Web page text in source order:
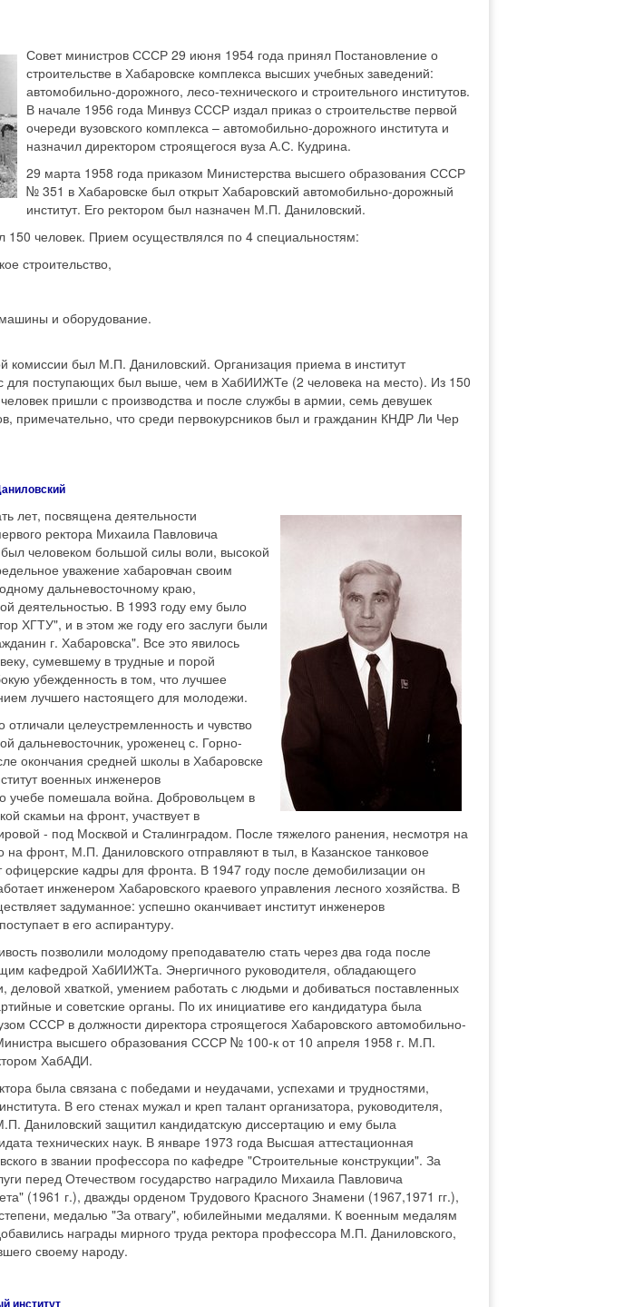
Совет министров СССР 29 июня 1954 года принял Постановление о
строительстве в Хабаровске комплекса высших учебных заведений:
автомобильно-дорожного, лесо-технического и строительного институтов.
В начале 1956 года Минвуз СССР издал приказ о строительстве первой
очереди вузовского комплекса – автомобильно-дорожного института и
назначил директором строящегося вуза А.С. Кудрина.
29 марта 1958 года приказом Министерства высшего образования СССР
№ 351 в Хабаровске был открыт Хабаровский автомобильно-дорожный
институт. Его ректором был назначен М.П. Даниловский.
150 человек. Прием осуществлялся по 4 специальностям:
строительство,
и оборудование.
был М.П. Даниловский. Организация приема в институт
для поступающих был выше, чем в ХабИИЖТе (2 человека на место). Из 150
пришли с производства и после службы в армии, семь девушек
примечательно, что среди первокурсников был и гражданин КНДР Ли Чер
лет, посвящена деятельности
ректора Михаила Павловича
человеком большой силы воли, высокой
уважение хабаровчан своим
дальневосточному краю,
деятельностью. В 1993 году ему было
ХГТУ", и в этом же году его заслуги были
г. Хабаровска". Все это явилось
сумевшему в трудные и порой
убежденность в том, что лучшее
лучшего настоящего для молодежи.
целеустремленность и чувство
дальневосточник, уроженец с. Горно-
окончания средней школы в Хабаровске
военных инженеров
учебе помешала война. Добровольцем в
скамьи на фронт, участвует в
- под Москвой и Сталинградом. После тяжелого ранения, несмотря на
на фронт, М.П. Даниловского отправляют в тыл, в Казанское танковое
кадры для фронта. В 1947 году после демобилизации он
инженером Хабаровского краевого управления лесного хозяйства. В
задуманное: успешно оканчивает институт инженеров
в его аспирантуру.
позволили молодому преподавателю стать через два года после
кафедрой ХабИИЖТа. Энергичного руководителя, обладающего
деловой хваткой, умением работать с людьми и добиваться поставленных
и советские органы. По их инициативе его кандидатура была
СССР в должности директора строящегося Хабаровского автомобильно-
высшего образования СССР № 100-к от 10 апреля 1958 г. М.П.
ХабАДИ.
была связана с победами и неудачами, успехами и трудностями,
В его стенах мужал и креп талант организатора, руководителя,
Даниловский защитил кандидатскую диссертацию и ему была
технических наук. В январе 1973 года Высшая аттестационная
в звании профессора по кафедре "Строительные конструкции". За
перед Отечеством государство наградило Михаила Павловича
(1961 г.), дважды орденом Трудового Красного Знамени (1967,1971 гг.),
медалью "За отвагу", юбилейными медалями. К военным медалям
награды мирного труда ректора профессора М.П. Даниловского,
своему народу.
институт